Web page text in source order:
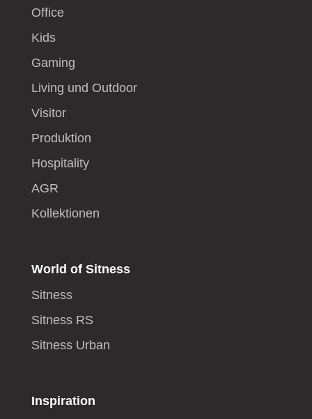
Office
Kids
Gaming
Living und Outdoor
Visitor
Produktion
Hospitality
AGR
Kollektionen
World of Sitness
Sitness
Sitness RS
Sitness Urban
Inspiration